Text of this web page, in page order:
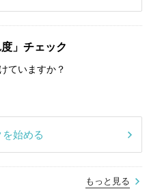
」チェック
ていますか？
始める
もっと見る